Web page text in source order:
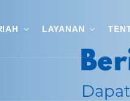
LAYANAN